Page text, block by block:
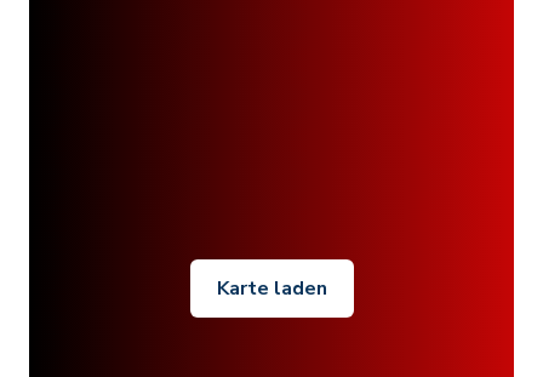
Karte laden